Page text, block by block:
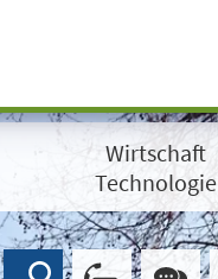
Wirtschaft
Technologie